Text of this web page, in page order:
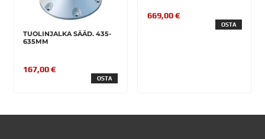
TUOLINJALKA SÄÄD. 435-
635MM
167,00 €
OSTA
669,00 €
OSTA